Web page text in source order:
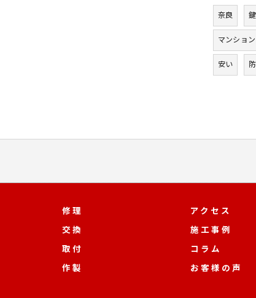
奈良
マンション
安い
修理
交換
取付
作製
アクセス
施工事例
コラム
お客様の声